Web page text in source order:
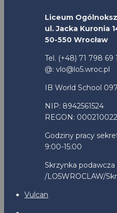
Liceum
ul. Jacka Kuronia
50-550 Wrocław
Tel. (+48) 71 798 69
@: vlo@lo5.wroc.pl
IB World School
NIP: 8942561524
REGON: 000210022
Godziny pracy
9:00-15:00
Skrzynka podawcza
/LO5WROCLAW/
Vulcan